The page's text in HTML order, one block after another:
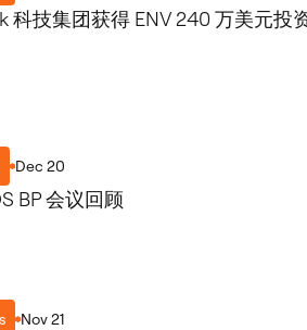
科技集团获得 ENV 240 万美元投
Dec 20
BP 会议回顾
Nov 21